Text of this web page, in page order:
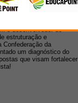
o pesquisador
sobre
é desenvolvedor do
estruturação e
Confederação da
um diagnóstico do
que visam fortalecer